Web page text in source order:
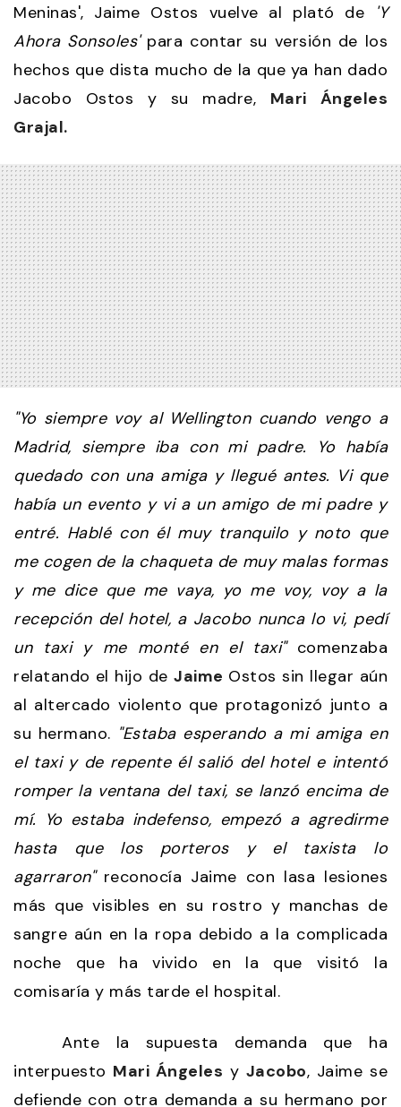
Meninas', Jaime Ostos vuelve al plató de
'Y
Ahora Sonsoles'para contar su versión de los
hechos que dista mucho de la que ya han dado
Jacobo Ostos y su madre, Mari Ángeles
Grajal.
"Yo siempre voy al Wellington cuando vengo a
Madrid, siempre iba con mi padre. Yo había
quedado con una amiga y llegué antes. Vi que
había un evento y vi a un amigo de mi padre y
entré. Hablé con él muy tranquilo y noto que
me cogen de la chaqueta de muy malas formas
y me dice que me vaya, yo me voy, voy a la
recepción del hotel, a Jacobo nunca lo vi, pedí
un taxi y me monté en el taxi"comenzaba
relatando el hijo deJaime Ostos sin llegar aún
al altercado violento que protagonizó junto a
su hermano. "Estaba esperando a mi amiga en
el taxi y de repente él salió del hotel e intentó
romper la ventana del taxi, se lanzó encima de
mí. Yo estaba indefenso, empezó a agredirme
hasta que los porteros y el taxista lo
agarraron"reconocía Jaime con lasa lesiones
más que visibles en su rostro y manchas de
sangre aún en la ropa debido a la complicada
noche que ha vivido en la que visitó la
comisaría y más tarde el hospital.
Ante la supuesta demanda que ha
interpuesto Mari Ángeles y Jacobo, Jaime se
defiende con otra demanda a su hermano por